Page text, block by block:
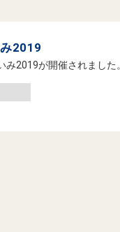
2019
み2019が開催されまし